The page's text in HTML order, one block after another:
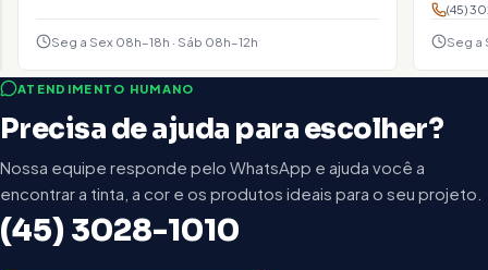
08h–
12hSeg a Sex 08h–18h · Sáb 08h–12h
(45)
Seg a
ATENDIMENTO HUMANO
Precisa de ajuda para escolher?
Nossa equipe responde pelo WhatsApp e ajuda você a
encontrar a tinta, a cor e os produtos ideais para o seu projeto.
(45) 3028-1010